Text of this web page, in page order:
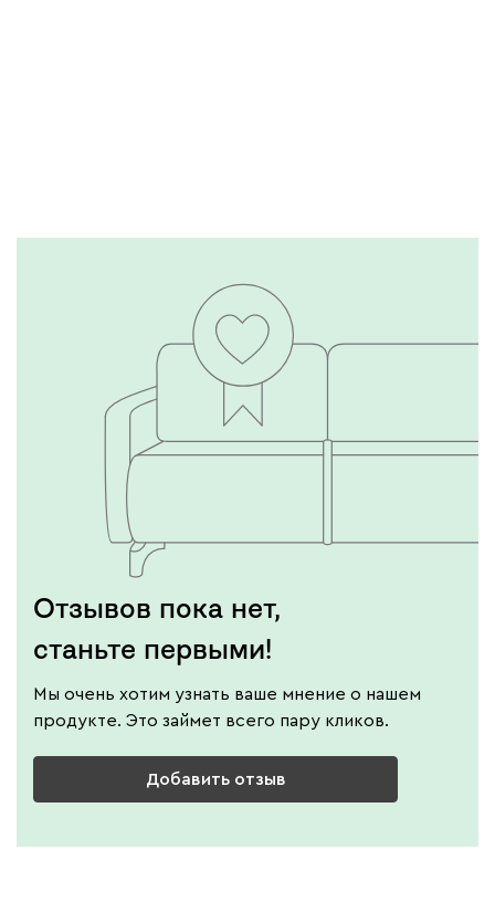
Отзывов пока нет,
станьте первыми!
Мы очень хотим узнать ваше мнение о нашем
продукте. Это займет всего пару кликов.
Добавить отзыв